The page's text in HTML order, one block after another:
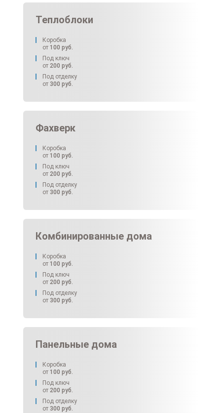
Теплоблоки
Коробка
от 100 руб.
Под ключ
от 200 руб.
Под отделку
от 300 руб.
Фахверк
Коробка
от 100 руб.
Под ключ
от 200 руб.
Под отделку
от 300 руб.
Комбинированные дома
Коробка
от 100 руб.
Под ключ
от 200 руб.
Под отделку
от 300 руб.
Панельные дома
Коробка
от 100 руб.
Под ключ
от 200 руб.
Под отделку
от 300 руб.